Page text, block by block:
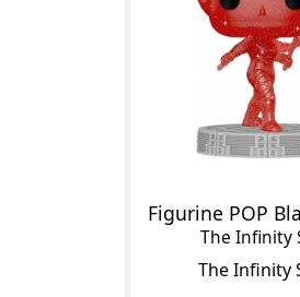
The Infinity
The Infinity